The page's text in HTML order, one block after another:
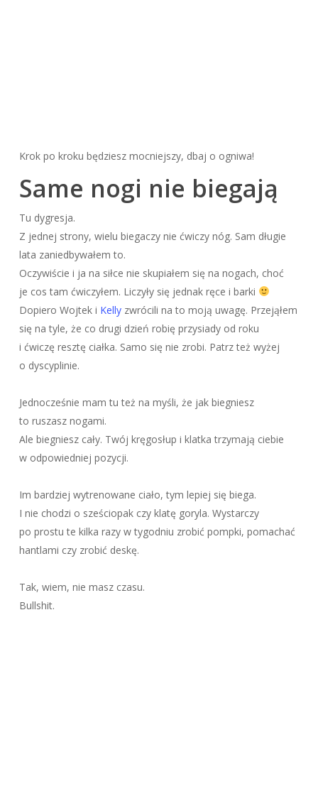
Krok po kroku będziesz mocniejszy, dbaj o ogniwa!
Same nogi nie biegają
Tu dygresja.
Z jednej strony, wielu biegaczy nie ćwiczy nóg. Sam długie
lata zaniedbywałem to.
Oczywiście i ja na siłce nie skupiałem się na nogach, choć
je cos tam ćwiczyłem. Liczyły się jednak ręce i barki
Dopiero Wojtek i Kellyzwrócili na to moją uwagę. Przejąłem
się na tyle, że co drugi dzień robię przysiady od roku
i ćwiczę resztę ciałka. Samo się nie zrobi. Patrz też wyżej
o dyscyplinie.
Jednocześnie mam tu też na myśli, że jak biegniesz
to ruszasz nogami.
Ale biegniesz cały. Twój kręgosłup i klatka trzymają ciebie
w odpowiedniej pozycji.
Im bardziej wytrenowane ciało, tym lepiej się biega.
I nie chodzi o sześciopak czy klatę goryla. Wystarczy
po prostu te kilka razy w tygodniu zrobić pompki, pomachać
hantlami czy zrobić deskę.
Tak, wiem, nie masz czasu.
Bullshit.